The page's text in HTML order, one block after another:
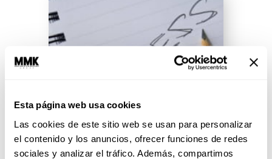
Esta página web usa cookies
Las cookies de este sitio web se usan para personalizar
el contenido y los anuncios, ofrecer funciones de redes
sociales y analizar el tráfico. Además, compartimos
¡Combate el estrés!